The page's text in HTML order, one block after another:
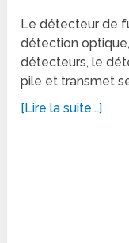
Le détecteur de
détection
détecteurs, le
pile et transmet
[Lire la suite...]